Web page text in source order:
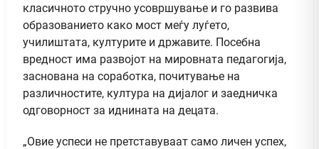
класичното стручно усовршување и го развива
образованието како мост меѓу луѓето,
училиштата, културите и државите. Посебна
вредност има развојот на мировната педагогија,
заснована на соработка, почитување на
различностите, култура на дијалог и заедничка
одговорност за иднината на децата.
„Овие успеси не претставуваат само личен успех,